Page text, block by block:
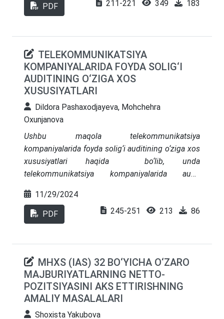
qo‘llagan holda vaqt va mehnat unumdorligiga
erishish, shuningdek savdo korxonalarining
PDF 211-221 349 183
TELEKOMMUNIKATSIYA
KOMPANIYALARIDA FOYDA SOLIG‘I
AUDITINING O‘ZIGA XOS
XUSUSIYATLARI
Dildora Pashaxodjayeva, Mohchehra
Oxunjanova
Ushbu maqola telekommunikatsiya
kompaniyalarida foyda solig‘i auditining o‘ziga xos
xususiyatlari haqida bo‘lib, unda
telekommunikatsiya kompaniyalarida audit
tizimining afzalliklari, shuningdek amalga
oshirilishi zarur bo‘lgan vazifalar bayon qilingan.
11/29/2024
PDF 245-251 213 86
MHXS (IAS) 32 BO‘YICHA O‘ZARO
MAJBURIYATLARNING NЕTTO-
POZITSIYASINI AKS ETTIRISHNING
AMALIY MASALALARI
Shoxista Yakubova